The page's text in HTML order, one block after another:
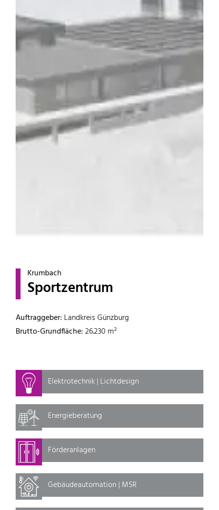
Krumbach
Sportzentrum
Auftraggeber: Landkreis Günzburg
Brutto-Grundfläche:26.230 m²
Elektrotechnik | Lichtdesign
Energieberatung
Förderanlagen
Gebäudeautomation | MSR